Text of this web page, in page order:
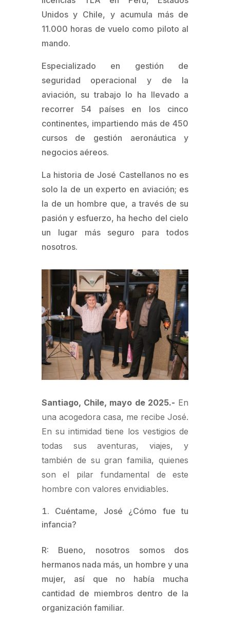
Unidos y Chile, y acumula más de
11.000 horas de vuelo como piloto al
mando.
Especializado en gestión de
seguridad operacional y de la
aviación, su trabajo lo ha llevado a
recorrer 54 países en los cinco
continentes, impartiendo más de 450
cursos de gestión aeronáutica y
negocios aéreos.
La historia de José Castellanos no es
solo la de un experto en aviación; es
la de un hombre que, a través de su
pasión y esfuerzo, ha hecho del cielo
un lugar más seguro para todos
nosotros.
Santiago, Chile, mayo de 2025.- En
una acogedora casa, me recibe José.
En su intimidad tiene los vestigios de
todas sus aventuras, viajes, y
también de su gran familia, quienes
son el pilar fundamental de este
hombre con valores envidiables.
Cuéntame, José ¿Cómo fue tu
infancia?
R: Bueno, nosotros somos dos
hermanos nada más, un hombre y una
mujer, así que no había mucha
cantidad de miembros dentro de la
organización familiar.